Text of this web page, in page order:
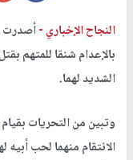
النجاح الإخباري -أصدرت
بالإعدام شنقا للمتهم
الشديد لهما.
وتبين من التحريات
الانتقام منهما لحب أبيه